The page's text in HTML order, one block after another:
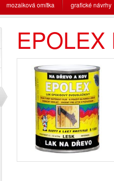
mozaiková omítka grafické návrhy